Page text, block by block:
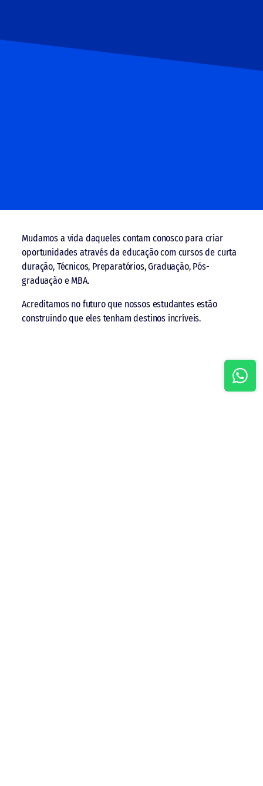
Mudamos a vida daqueles contam conosco para criar
oportunidades através da educação com cursos de curta
duração, Técnicos, Preparatórios, Graduação, Pós-
graduação e MBA.
Acreditamos no futuro que nossos estudantes estão
construindo que eles tenham destinos incríveis.